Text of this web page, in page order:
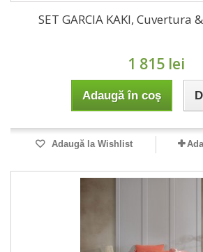
SET GARCIA KAKI, Cuvertura
1 815 lei
Adaugă în coş
Adaugă la Wishlist